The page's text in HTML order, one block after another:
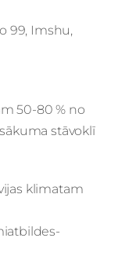
99, Imshu,
50-80 % no
stāvoklī
klimatam